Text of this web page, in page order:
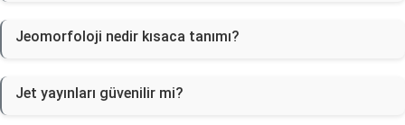
Jeomorfoloji nedir kısaca tanımı?
Jet yayınları güvenilir mi?